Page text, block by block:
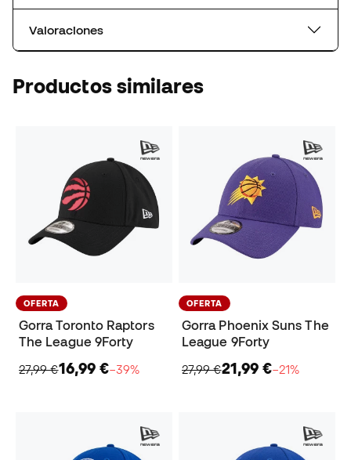
Valoraciones
Productos similares
OFERTA
Gorra Toronto Raptors
The League 9Forty
27,99 €16,99 €−39%
OFERTA
Gorra Phoenix Suns The
League 9Forty
27,99 €21,99 €−21%